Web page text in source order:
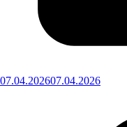
07.04.202607.04.2026